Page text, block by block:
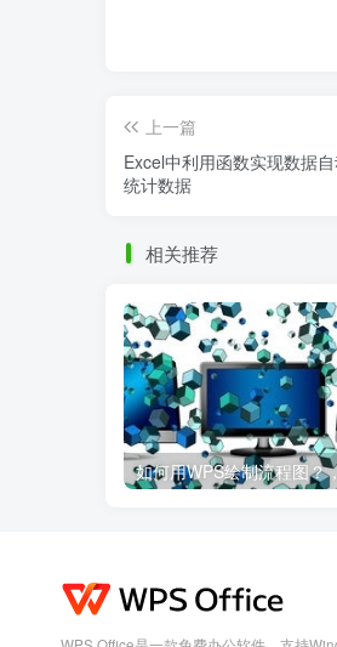
上一篇
Excel中利用函数实现数据
统计数据
相关推荐